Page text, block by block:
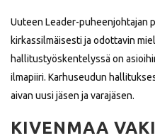
Uuteen Leader-puheenjohtajan
kirkassilmäisesti ja odottavin
hallitustyöskentelyssä on
ilmapiiri. Karhuseudun
aivan uusi jäsen ja varajäsen.
KIVENMAA